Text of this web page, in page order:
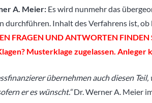
A. Meier: Es wird nunmehr das
durchführen. Inhalt des Verfahrens ist,
FRAGEN UND ANTWORTEN
Musterklage zugelassen. Anleger
übernehmen auch diesen
er es wünscht.“Dr. Werner A. Meier